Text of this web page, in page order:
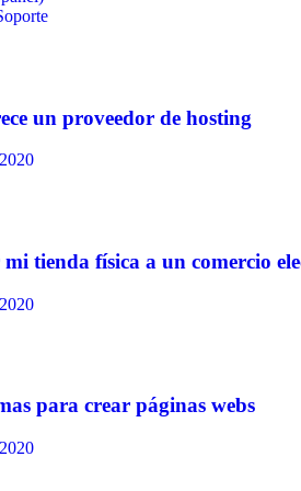
un proveedor de hosting
tienda física a un comercio
para crear páginas webs